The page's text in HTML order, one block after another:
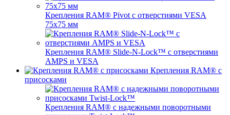
Крепления RAM® Pivot с отверстиями VESA
75x75 мм
Крепления RAM® Slide-N-Lock™ с отверстиями
AMPS и VESA
Крепления RAM® с
присосками
Крепления RAM® с надежными поворотными